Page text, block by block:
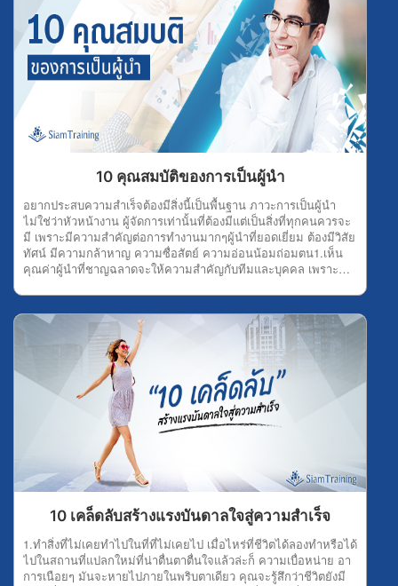
ไตร่ตรอง เพราะบางทีความคิดคุณคนเดียวอาจไม่ใช่ความคิดที่ดี
ที่สุด จึงต้องมีตัวช่วยอย่างยิ่ง เพื่อให้เกิดหลายแนวความคิด
นั่นเอง 10.ดูแล้ววิเคราะห์การวิเคราะห์ผลงานคนอื่น ช่วยให้สมอง
เกิดกลไก และมีการทำงานที่ดีขึ้น อีกทั้ง ช่วยให้คุณสามารถนำความ
รู้จากการวิเคราะห์นี้ไปต่อยอดความสำเร็จของตัวเองได้ และเป็นวิธีที่
สำคัญอย่างยิ่งสำหรับคนที่ต้องการประสบความสำเร็จในเรื่องของ
งาน หรือการดำรงชีวิตของตนเอง
ที่เข้าสัมมนาแล้วมีจุดมุ่งหมายคือ “ความสำเร็จ”ต้องตั้งใจฟังเพื่อ
ความรู้ และตักตวงความรู้จากการฟังให้มากที่สุด ถ้าความจำไม่ค่อย
ดี ก็ใช้วิธีจดบันทึก เพื่อเก็บความรู้ให้มากที่สุด 2.มีความพร้อมการที่
คุณมีความพร้อม ต้องมีความพร้อมทั้งร่างกายและจิตใจ ตลอดจนมี
ความพร้อมทางสติปัญญา พร้อมทางร่างกาย เช่น สุขภาพทาง
ร่างกายเป็นปกติ ไม่เหนื่อย ไม่อิดโรย และต้องพร้อมทางจิตใจด้วย
เพื่อให้เวลาฟังสัมมนาจะได้มีสติฟังอย่างเข้าใจ แล้วทุกอย่างจะดี
เอง 3.ฟังโดยมีสมาธิสมาธิ คือ สิ่งที่สำคัญสำหรับทุกสิ่งทุกอย่าง ซึ่ง
การฟังโดยมีสมาธิ หมายถึง ฟังด้วยความตั้งใจจดจ่ออยู่กับเรื่องที่ฟัง
ไม่ปล่อยจิตใจให้เลื่อนลอยไปที่อื่น ไม่เช่นนั้น ความรู้ที่คุณจะได้รับ
กลายเป็นศูนย์อย่างแน่นอน 4.กระตือรือร้นใครที่ฟังสัมมนาความรู้มี
ความกระตือรือร้น มักจะเป็นผู้ฟังที่มองเห็นประโยชน์หรือเห็นคุณค่า
จึงสนใจฟังเรื่องนั้นจริงๆ ซึ่งความกระตือรือร้นส่งผลดี ทำให้จิตใจ
และความตั้งใจที่จะเก็บเกี่ยวความรู้ได้มากที่สุด ไม่เพียงเท่านี้ ยัง
ทำให้สมองเปิดรับความรู้ได้จำนวนมากอีกด้วย 5.ไม่มีอคติคนที่มี
อคติ ย่อมทำให้จิตใจร้อน ปิดการรับฟัง ซึ่งไม่เป็นผลดีต่อตัวคุณเลย
เพราะถ้าหากต้องการฟังสัมมนาให้เกิดความรู้ และความเข้าใจไม่ว่า
คุณจะมีอคติอะไรก็ตามแต่ ต้องปล่อยวาง และแยกะแยะ มุ่งศึกษา
หาความรู้ดีกว่า ที่สำคัญการไม่มีอคติต้องพิจารณาให้ละเอียดถี่ถ้วน
เพื่อไม่ให้เป็นโทษแก่ผู้อื่น 6.มีมารยาทในการฟังมารยาทในการฟังที่
ดี ต้องรู้จักเคารพผู้พูด และคนรอบข้าง โดยการแสดงความ
กระตือรือร้นที่จะฟัง ตั้งคำถามตามความเหมาะสม ยอมรับฟังความ
คิดเห็นที่แตกต่างกันออกไป และต้องไม่ใช้อารมณ์หรือนิสัยส่วนตัวมา
ตัดสินเรื่องต่างๆ ในห้องสัมมนาด้วย 7.มีความประสงค์ที่แน่นอนเมื่อ
คุณเลือกที่จะเข้าสัมมนาเพื่อไปหาความรู้ นั่นคือความประสงค์ของ
คุณ ดังนั้น ต้องพยายามฟังให้ได้ตามความจุดหมายมากที่สุด โดยใช้
วิจารณญาณเลือกฟังแต่เรื่องที่ควรฟังและหลีกเลี่ยงเรื่องที่ไม่เหมาะ
สม รู้จักแยกแยะส่วนที่เป็นข้อเท็จจริงและความคิดเห็น รู้จักใช้
เหตุผลประกอบในการแสดงความเห็น โดยต้องรู้จักใช้ศิลปะในการฟัง
ด้วย 8.แยกแยะข้อเท็จจริงเมื่อฟังสัมมนาความรู้แล้ว อย่าเชื่อไปทุก
เรื่องที่ได้ฟังมา คุณต้องนำข้อมูลนั้นมาพิจารณาให้เห็นถึงข้อเท็จจริง
ถ้าข้อมูลไหนที่ไม่แน่ใจต้องไปค้นหาคำตอบ หรือยกมือเพื่อสอบถาม
ให้ได้รายละเอียดที่แน่ชัด เป็นต้น 9.ดูเจตนาของผู้พูดผุ้ฟังที่ดี ที่
ต้องการได้ความรู้จากการฟังสัมมนา เพื่อใช้เป็นแนวทางหาหนทาง
ความสำเร็จ ต้องรู้จักดูเจตนาของผู้พูด เพราะบางครั้งผู้พูดอาจบอก
เล่า แถลงการณ์รายงานเรื่องราวต่างๆหรือพูดนอกเรื่องไปต่างๆ นานา
10 คุณสมบัติของการเป็นผู้นำ
อยากประสบความสำเร็จต้องมีสิ่งนี้เป็นพื้นฐาน ภาวะการเป็นผู้นำ
ไม่ใช่ว่าหัวหน้างาน ผู้จัดการเท่านั้นที่ต้องมีแต่เป็นสิ่งที่ทุกคนควรจะ
มี เพราะมีความสำคัญต่อการทำงานมากๆผู้นำที่ยอดเยี่ยม ต้องมีวิสัย
ทัศน์ มีความกล้าหาญ ความซื่อสัตย์ ความอ่อนน้อมถ่อมตน1.เห็น
คุณค่าผู้นำที่ชาญฉลาดจะให้ความสำคัญกับทีมและบุคคล เพราะ
ยิ่งไปกว่านั้นการเห็นคุณค่ายังช่วยให้กำลังใจพัฒนาความเชื่อมั่น
และสร้างจุดแข็งอีกด้วย 2.มั่นใจความไว้วางใจและความเชื่อมั่นใน
การเป็นผู้นำเป็นตัวบ่งชี้ ความน่าเชื่อถือและความพึงพอใจของ
พนักงาน ผู้นำที่ดีต้องไม่กลัวที่จะถูกท้าทายด้วยอุปสรรคปัญหา
ใหม่ๆ 3.ความเห็นอกเห็นใจผู้นำที่ดีจะใช้ความเห็นอกเห็นใจในการ
รับรู้ ถึงความต้องการของผู้ที่พวกเขาเป็นผู้นำและตัดสินใจเลือก
แนวทางที่จะเป็นประโยชน์ สูงสุดแก่บุคคลและทีมงาน 4.กล้าหาญ
ผู้นำต้องกล้าที่จะตัดสินใจในทันที ไม่แสดงท่าทีลังเลหรือขาดความ
มั่นใจ ความกล้าหาญของผู้นำจะสร้างขวัญกำลังใจให้กับลูกทีมได้
ดี 5.มีความยืดหยุ่นผู้นำที่ดีสามารถยืดหยุ่นได้ พวกเขาปรับเปลี่ยน
ตนเอง ตามสถานการณ์บริบทและสถานการณ์ที่พวกเขาพบ พวกเขา
ยินดีต้อนรับแนวคิดใหม่ๆและยอมรับ การเปลี่ยนแปลง 6.ซื่อสัตย์ผู้นำ
ที่ฉลาดไม่กลัวที่จะสื่อสารความจริงกับคนของพวกเขา ความซื่อสัตย์
เป็นเรื่องของความสุจริต ที่จะสร้างความไว้วางใจ ความซื่อสัตย์ทำให้
เกิดความสัมพันธ์ที่ดีขึ้น 7.หนักแน่นไม่กลัวปัญหาที่ต้องเผชิญ มีสติ
และรู้เสมอว่าทุกปัญหา ต้องผ่านไปได้เสมอมีจุดยืนของตัวเองกล้า
หาญที่จะยืนหยัด รักษาความถูกต้อง แม้จะเจอกับอุปสรรค ผู้นำต้อง
หนักแน่นและไม่ท้อถอยง่ายๆ ไม่งั้นคุณก็ป็นเพียงผู้ที่เกิดมาเพื่ออยู่
10 เคล็ดลับสร้างแรงบันดาลใจสู่ความสำเร็จ
1.ทำสิ่งที่ไม่เคยทำไปในที่ที่ไม่เคยไป เมื่อไหร่ที่ชีวิตได้ลองทำหรือได้
ไปในสถานที่แปลกใหม่ที่น่าตื่นตาตื่นใจแล้วล่ะก็ ความเบื่อหน่าย อา
การเนือยๆ มันจะหายไปภายในพริบตาเดียว คุณจะรู้สึกว่าชีวิตยังมี